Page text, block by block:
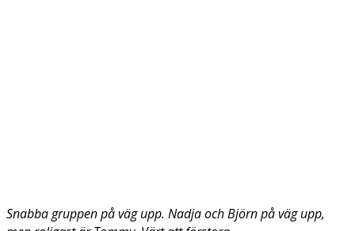
Snabba gruppen på väg upp. Nadja och Björn på väg upp,